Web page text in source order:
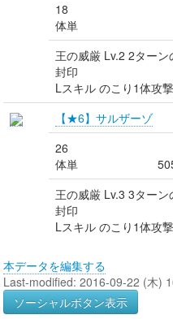
18
体単
王の威厳 Lv.2 2ター
封印
Lスキル のこり1体攻
【★6】サルザーゾ
26
体単
王の威厳 Lv.3 3ター
封印
Lスキル のこり1体攻
本データを編集する
Last-modified: 2016-09-22 (木)
ソーシャルボタン表示